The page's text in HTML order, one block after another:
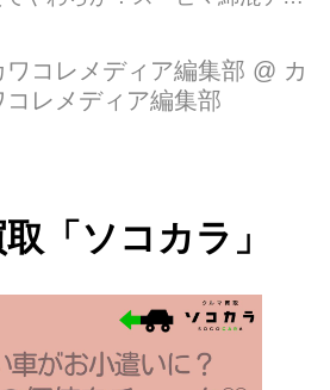
ャケット」と「洗えてやわら
ピマ綿混ノーカラージャケッ
発売されています。 「洗えてや
を使用したシルクのような光
優れており、汗をかいてもサラ
なるベタつきや汗ジミにもこ
ワコレメディア編集部 @ カ
コレメディア編集部
「ソコカラ」